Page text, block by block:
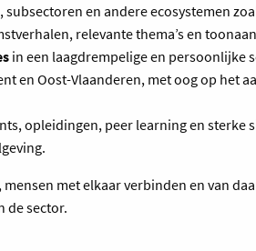
en andere ecosystemen
relevante thema’s en
in een laagdrempelige en persoonlijke
en Oost-Vlaanderen, met oog op het
opleidingen, peer learning en sterke
met elkaar verbinden en van
de sector.